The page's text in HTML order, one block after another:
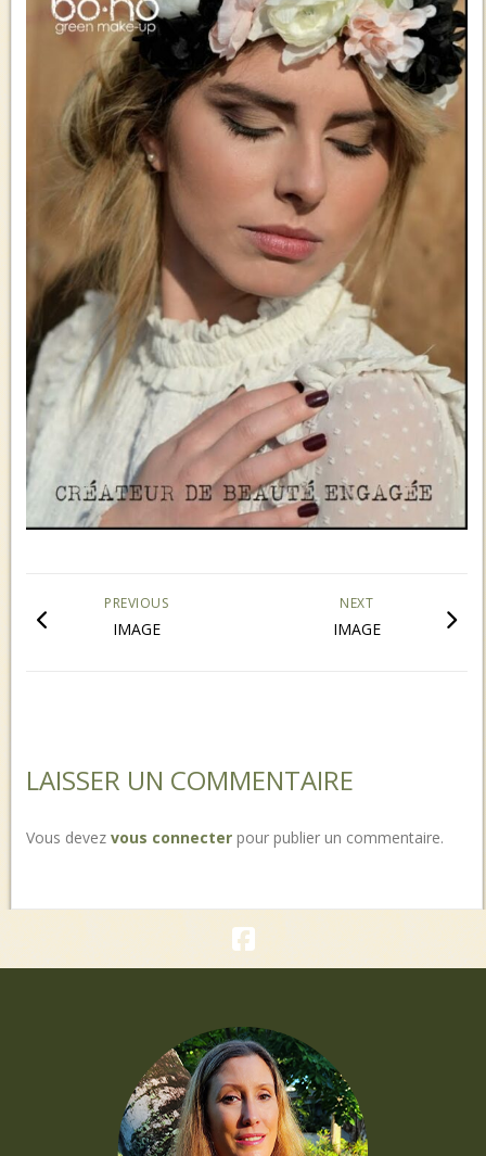
NEXT
IMAGE
PREVIOUS
IMAGE
LAISSER UN COMMENTAIRE
Vous devez vous connecterpour publier un commentaire.